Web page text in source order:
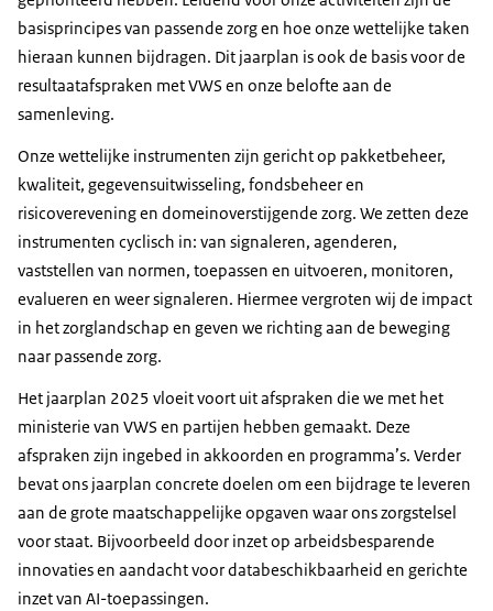
basisprincipes van passende zorg en hoe onze wettelijke taken
hieraan kunnen bijdragen. Dit jaarplan is ook de basis voor de
resultaatafspraken met VWS en onze belofte aan de
samenleving.
Onze wettelijke instrumenten zijn gericht op pakketbeheer,
kwaliteit, gegevensuitwisseling, fondsbeheer en
risicoverevening en domeinoverstijgende zorg. We zetten deze
instrumenten cyclisch in: van signaleren, agenderen,
vaststellen van normen, toepassen en uitvoeren, monitoren,
evalueren en weer signaleren. Hiermee vergroten wij de impact
in het zorglandschap en geven we richting aan de beweging
naar passende zorg.
Het jaarplan 2025 vloeit voort uit afspraken die we met het
ministerie van VWS en partijen hebben gemaakt. Deze
afspraken zijn ingebed in akkoorden en programma’s. Verder
bevat ons jaarplan concrete doelen om een bijdrage te leveren
aan de grote maatschappelijke opgaven waar ons zorgstelsel
voor staat. Bijvoorbeeld door inzet op arbeidsbesparende
innovaties en aandacht voor databeschikbaarheid en gerichte
inzet van AI-toepassingen.